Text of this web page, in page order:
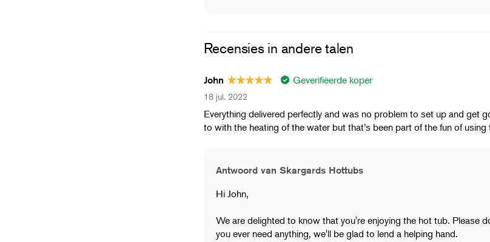
Recensies in andere talen
John Geverifieerde koper
18 jul. 2022
Everything delivered perfectly and was no problem to set up and get
to with the heating of the water but that’s been part of the fun of using
Antwoord van Skargards Hottubs
Hi John,
We are delighted to know that you're enjoying the hot tub. Please
you ever need anything, we'll be glad to lend a helping hand.